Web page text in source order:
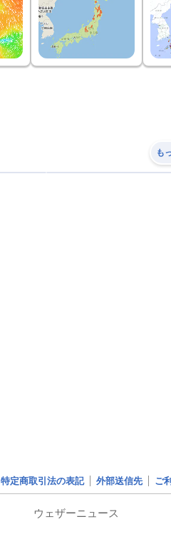
も
特定商取引法の表記 外部送信先 ご
ウェザーニュース